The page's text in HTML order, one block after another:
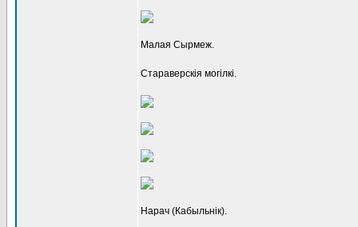
Малая Сырмеж.
Стараверскія могілкі.
Нарач (Кабыльнік).